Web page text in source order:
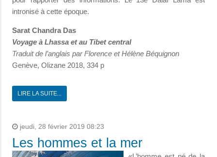
intronisé à cette époque.
Sarat Chandra Das
Voyage à Lhassa et au Tibet central
Traduit de l’anglais par Florence et Hélène Béquignon
Genève, Olizane 2018, 334 p
LIRE LA SUITE...
jeudi, 28 février 2019 08:23
Les hommes et la mer